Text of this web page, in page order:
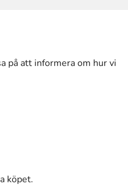
på att informera om hur vi
köpet.